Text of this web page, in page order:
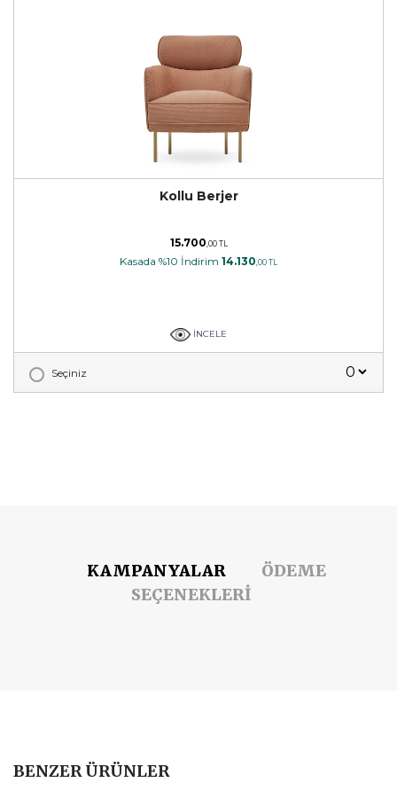
Kollu Berjer
15.700 ,00 TL
Kasada %10 İndirim 14.130 ,00 TL
İNCELE
Seçiniz
KAMPANYALAR
ÖDEME
SEÇENEKLERİ
BENZER ÜRÜNLER